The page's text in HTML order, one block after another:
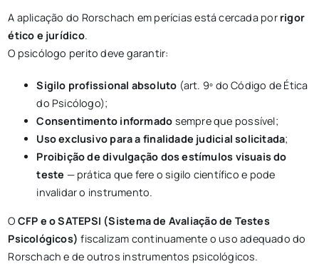
A aplicação do Rorschach em perícias está cercada por rigor
ético e jurídico.
O psicólogo perito deve garantir:
Sigilo profissional absoluto (art. 9º do Código de Ética
do Psicólogo);
Consentimento informado sempre que possível;
Uso exclusivo para a finalidade judicial solicitada;
Proibição de divulgação dos estímulos visuais do
teste — prática que fere o sigilo científico e pode
invalidar o instrumento.
O CFP e o SATEPSI (Sistema de Avaliação de Testes
Psicológicos) fiscalizam continuamente o uso adequado do
Rorschach e de outros instrumentos psicológicos.